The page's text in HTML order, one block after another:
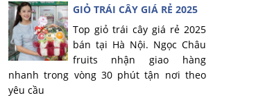
GIỎ TRÁI CÂY GIÁ RẺ 2025
Top giỏ trái cây giá rẻ 2025
bán tại Hà Nội. Ngọc Châu
fruits nhận giao hàng
nhanh trong vòng 30 phút tận nơi theo
yêu cầu